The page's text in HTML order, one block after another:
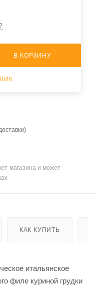
В КОРЗИНУ
магазина и может
КАК КУПИТЬ
итальянское
филе куриной грудки